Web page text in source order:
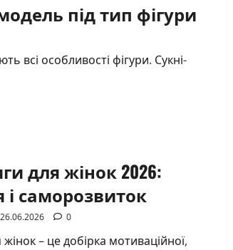
під тип фігури
всі особливості фігури. Сукні-
для жінок 2026:
і саморозвиток
26.06.2026 0
– це добірка мотиваційної,